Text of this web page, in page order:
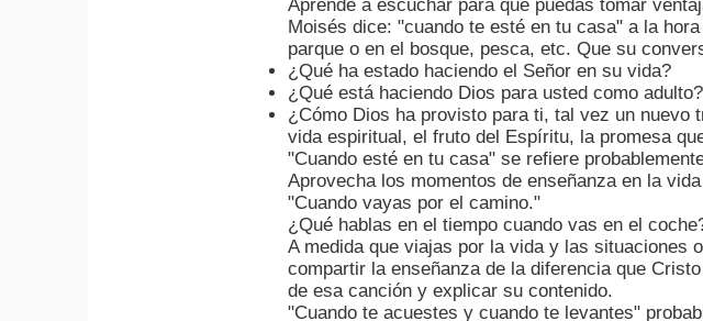
Aprende a escuchar para que puedas tomar
Moisés dice: "cuando te esté en tu casa" a la
parque o en el bosque, pesca, etc. Que su
¿Qué ha estado haciendo el Señor en su vida?
¿Qué está haciendo Dios para usted como adulto?
¿Cómo Dios ha provisto para ti, tal vez un nuevo
vida espiritual, el fruto del Espíritu, la promesa
"Cuando esté en tu casa" se refiere
Aprovecha los momentos de enseñanza en la vida
"Cuando vayas por el camino."
¿Qué hablas en el tiempo cuando vas en el
A medida que viajas por la vida y las situaciones
compartir la enseñanza de la diferencia que
de esa canción y explicar su contenido.
"Cuando te acuestes y cuando te levantes"